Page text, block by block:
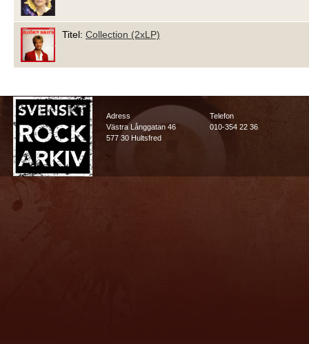
Titel: Collection (2xLP)
Adress
Västra Långgatan 46
577 30 Hultsfred
Telefon
010-354 22 36